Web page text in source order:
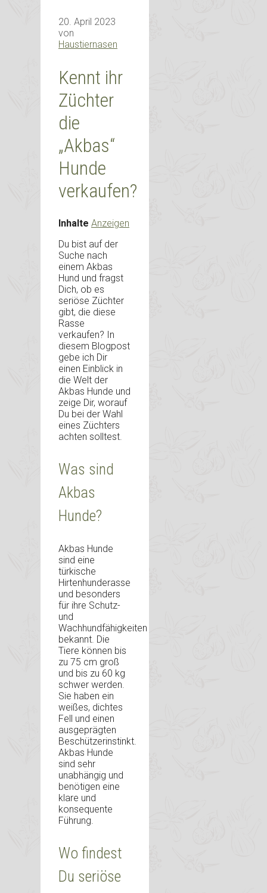
20. April 2023
von
Haustiernasen
Kennt ihr
Züchter
die
„Akbas“
Hunde
verkaufen?
Inhalte Anzeigen
Du bist auf der
Suche nach
einem Akbas
Hund und fragst
Dich, ob es
seriöse Züchter
gibt, die diese
Rasse
verkaufen? In
diesem Blogpost
gebe ich Dir
einen Einblick in
die Welt der
Akbas Hunde und
zeige Dir, worauf
Du bei der Wahl
eines Züchters
achten solltest.
Was sind
Akbas
Hunde?
Akbas Hunde
sind eine
türkische
Hirtenhunderasse
und besonders
für ihre Schutz-
und
Wachhundfähigkeiten
bekannt. Die
Tiere können bis
zu 75 cm groß
und bis zu 60 kg
schwer werden.
Sie haben ein
weißes, dichtes
Fell und einen
ausgeprägten
Beschützerinstinkt.
Akbas Hunde
sind sehr
unabhängig und
benötigen eine
klare und
konsequente
Führung.
Wo findest
Du seriöse